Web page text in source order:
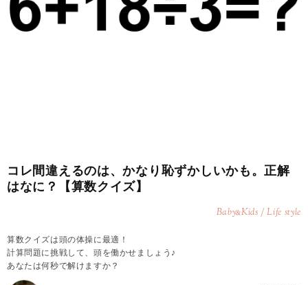
コレ間違えるのは、かなり恥ずかしいかも。正解
はなに？【算数クイズ】
Baby&Kids / Life style
算数クイズは頭の体操に最適！
計算問題に挑戦して、頭を働かせましょう♪
あなたは何秒で解けますか？